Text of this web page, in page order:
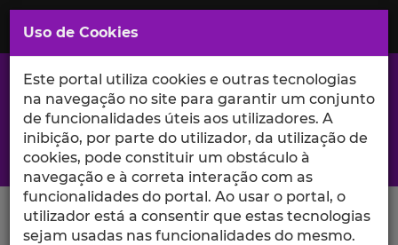
Saltar
para
Conteúdo
Principal
A excelência da investigação e ciência no Iscte
Search Button
Uso de Cookies
Este portal utiliza cookies e outras tecnologias
na navegação no site para garantir um conjunto
de funcionalidades úteis aos utilizadores. A
inibição, por parte do utilizador, da utilização de
cookies, pode constituir um obstáculo à
navegação e à correta interação com as
funcionalidades do portal. Ao usar o portal, o
utilizador está a consentir que estas tecnologias
sejam usadas nas funcionalidades do mesmo.